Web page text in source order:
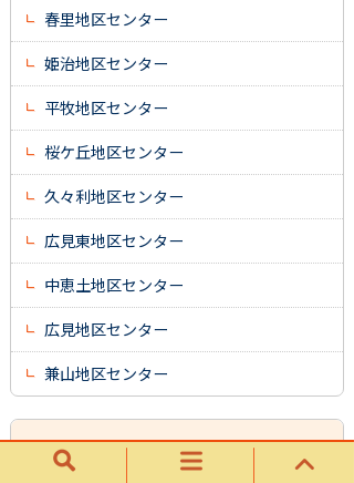
春里地区センター
姫治地区センター
平牧地区センター
桜ケ丘地区センター
久々利地区センター
広見東地区センター
中恵土地区センター
広見地区センター
兼山地区センター
くらし・手続き